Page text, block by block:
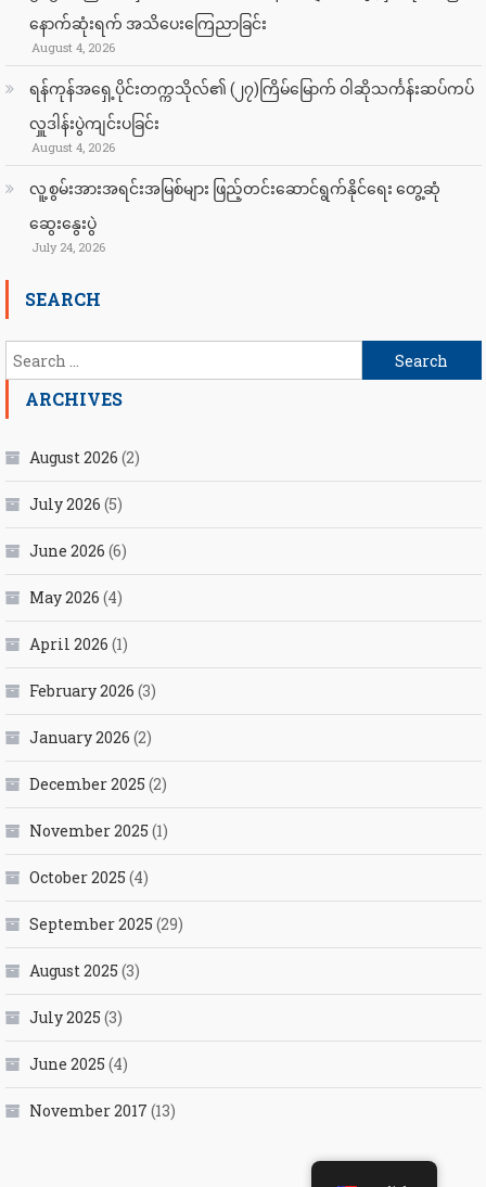
နောက်ဆုံးရက် အသိပေးကြေညာခြင်း
August 4, 2026
ရန်ကုန်အရှေ့ပိုင်းတက္ကသိုလ်၏ (၂၇)ကြိမ်မြောက် ဝါဆိုသင်္ကန်းဆပ်ကပ်
လှူဒါန်းပွဲကျင်းပခြင်း
August 4, 2026
လူ့စွမ်းအားအရင်းအမြစ်များ ဖြည့်တင်းဆောင်ရွက်နိုင်ရေး တွေ့ဆုံ
ဆွေးနွေးပွဲ
July 24, 2026
SEARCH
Search
for:
ARCHIVES
August 2026 (2)
July 2026 (5)
June 2026 (6)
May 2026 (4)
April 2026 (1)
February 2026 (3)
January 2026 (2)
December 2025 (2)
November 2025 (1)
October 2025 (4)
September 2025 (29)
August 2025 (3)
July 2025 (3)
June 2025 (4)
November 2017 (13)